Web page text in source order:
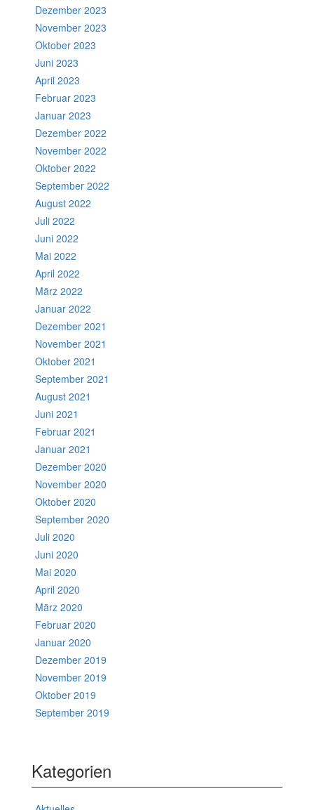
Dezember 2023
November 2023
Oktober 2023
Juni 2023
April 2023
Februar 2023
Januar 2023
Dezember 2022
November 2022
Oktober 2022
September 2022
August 2022
Juli 2022
Juni 2022
Mai 2022
April 2022
März 2022
Januar 2022
Dezember 2021
November 2021
Oktober 2021
September 2021
August 2021
Juni 2021
Februar 2021
Januar 2021
Dezember 2020
November 2020
Oktober 2020
September 2020
Juli 2020
Juni 2020
Mai 2020
April 2020
März 2020
Februar 2020
Januar 2020
Dezember 2019
November 2019
Oktober 2019
September 2019
Kategorien